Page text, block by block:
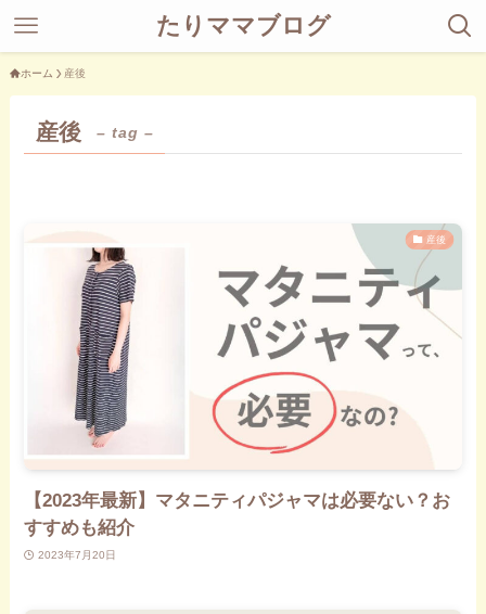
たりママブログ
ホーム 産後
産後 – tag –
産後
【2023年最新】マタニティパジャマは必要ない？お
すすめも紹介
2023年7月20日